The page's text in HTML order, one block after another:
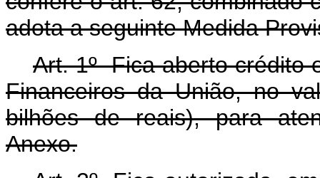
adota a seguinte Medida
Art. 1º Fica aberto crédito
Financeiros da União, no
bilhões de reais), para
Anexo.